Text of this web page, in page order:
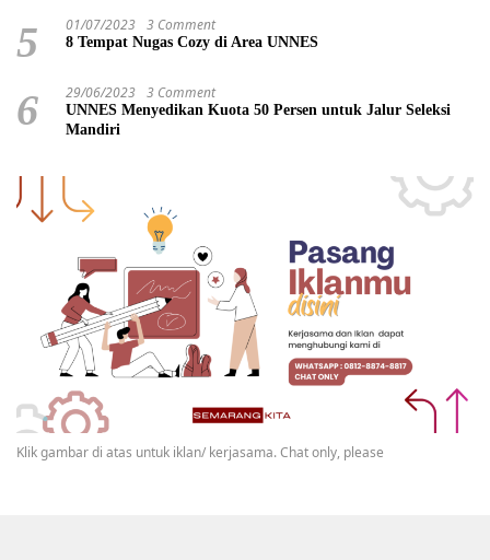
5 01/07/2023 3 Comment
8 Tempat Nugas Cozy di Area UNNES
6 29/06/2023 3 Comment
UNNES Menyedikan Kuota 50 Persen untuk Jalur Seleksi
Mandiri
Klik gambar di atas untuk iklan/ kerjasama. Chat only, please